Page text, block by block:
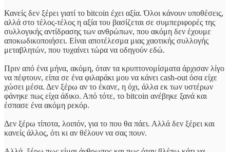
Κανείς δεν ξέρει γιατί το bitcoin έχει αξία. Όλοι κάνουν υποθέσεις,
αλλά στο τέλος-τέλος η αξία του βασίζεται σε συμπεριφορές της
συλλογικής αντίδρασης των ανθρώπων, που ακόμη δεν έχουμε
αποκωδικοποιήσει. Είναι αποτέλεσμα μιας χαοτικής συλλογής
μεταβλητών, που τυχαίνει τώρα να οδηγούν εδώ.
Πριν από ένα μήνα, ακόμη, όταν τα κρυπτονομίσματα άρχισαν λίγο
να πέφτουν, είπα σε ένα φιλαράκι μου να κάνει cash-out όσα είχε
χώσει μέσα. Δεν ξέρω αν το έκανε, η όχι, άλλα εκ των υστέρων
φάνηκε πως είχα άδικο. Από τότε, το bitcoin ανέβηκε ξανά και
έσπασε ένα ακόμη ρεκόρ.
Δεν ξέρω τίποτα, λοιπόν, για το που θα πάει. Αλλά δεν ξέρει και
κανείς άλλος, ότι κι αν θέλουν να σας πουν.